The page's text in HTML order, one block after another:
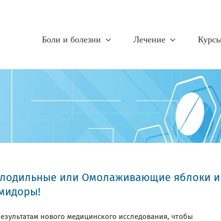
Боли и болезни Лечение
или Омолаживающие яблоки и
нового медицинского исследования, чтобы